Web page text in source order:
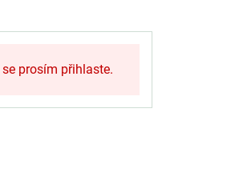
prosím přihlaste.